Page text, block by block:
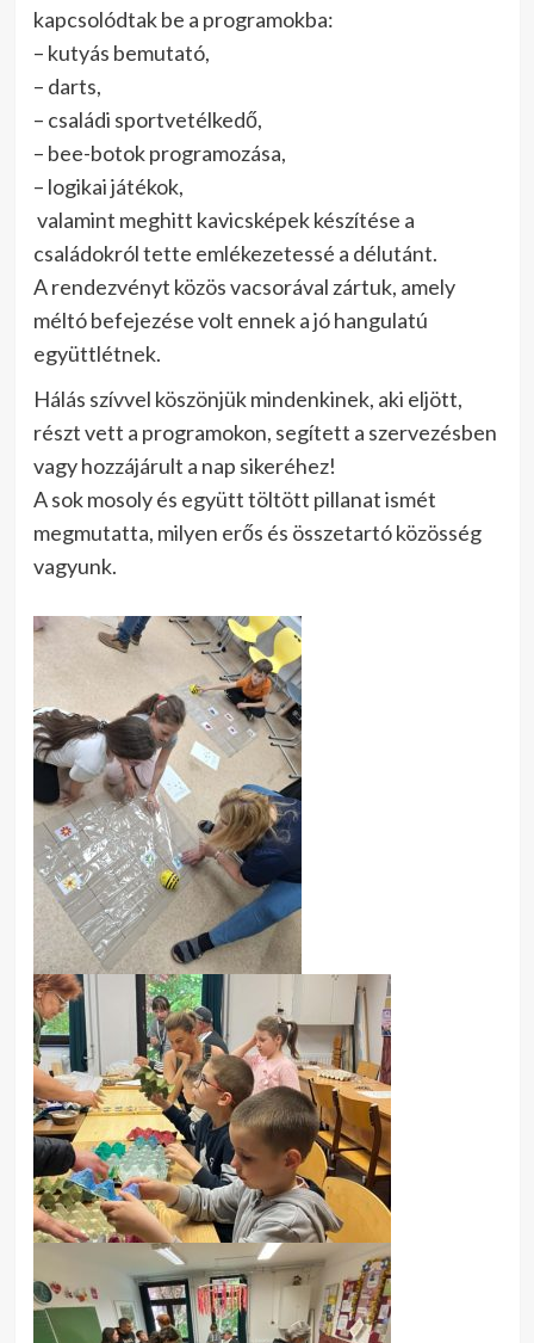
kapcsolódtak be a programokba:
– kutyás bemutató,
– darts,
– családi sportvetélkedő,
– bee-botok programozása,
– logikai játékok,
valamint meghitt kavicsképek készítése a
családokról tette emlékezetessé a délutánt.
A rendezvényt közös vacsorával zártuk, amely
méltó befejezése volt ennek a jó hangulatú
együttlétnek.
Hálás szívvel köszönjük mindenkinek, aki eljött,
részt vett a programokon, segített a szervezésben
vagy hozzájárult a nap sikeréhez!
A sok mosoly és együtt töltött pillanat ismét
megmutatta, milyen erős és összetartó közösség
vagyunk.